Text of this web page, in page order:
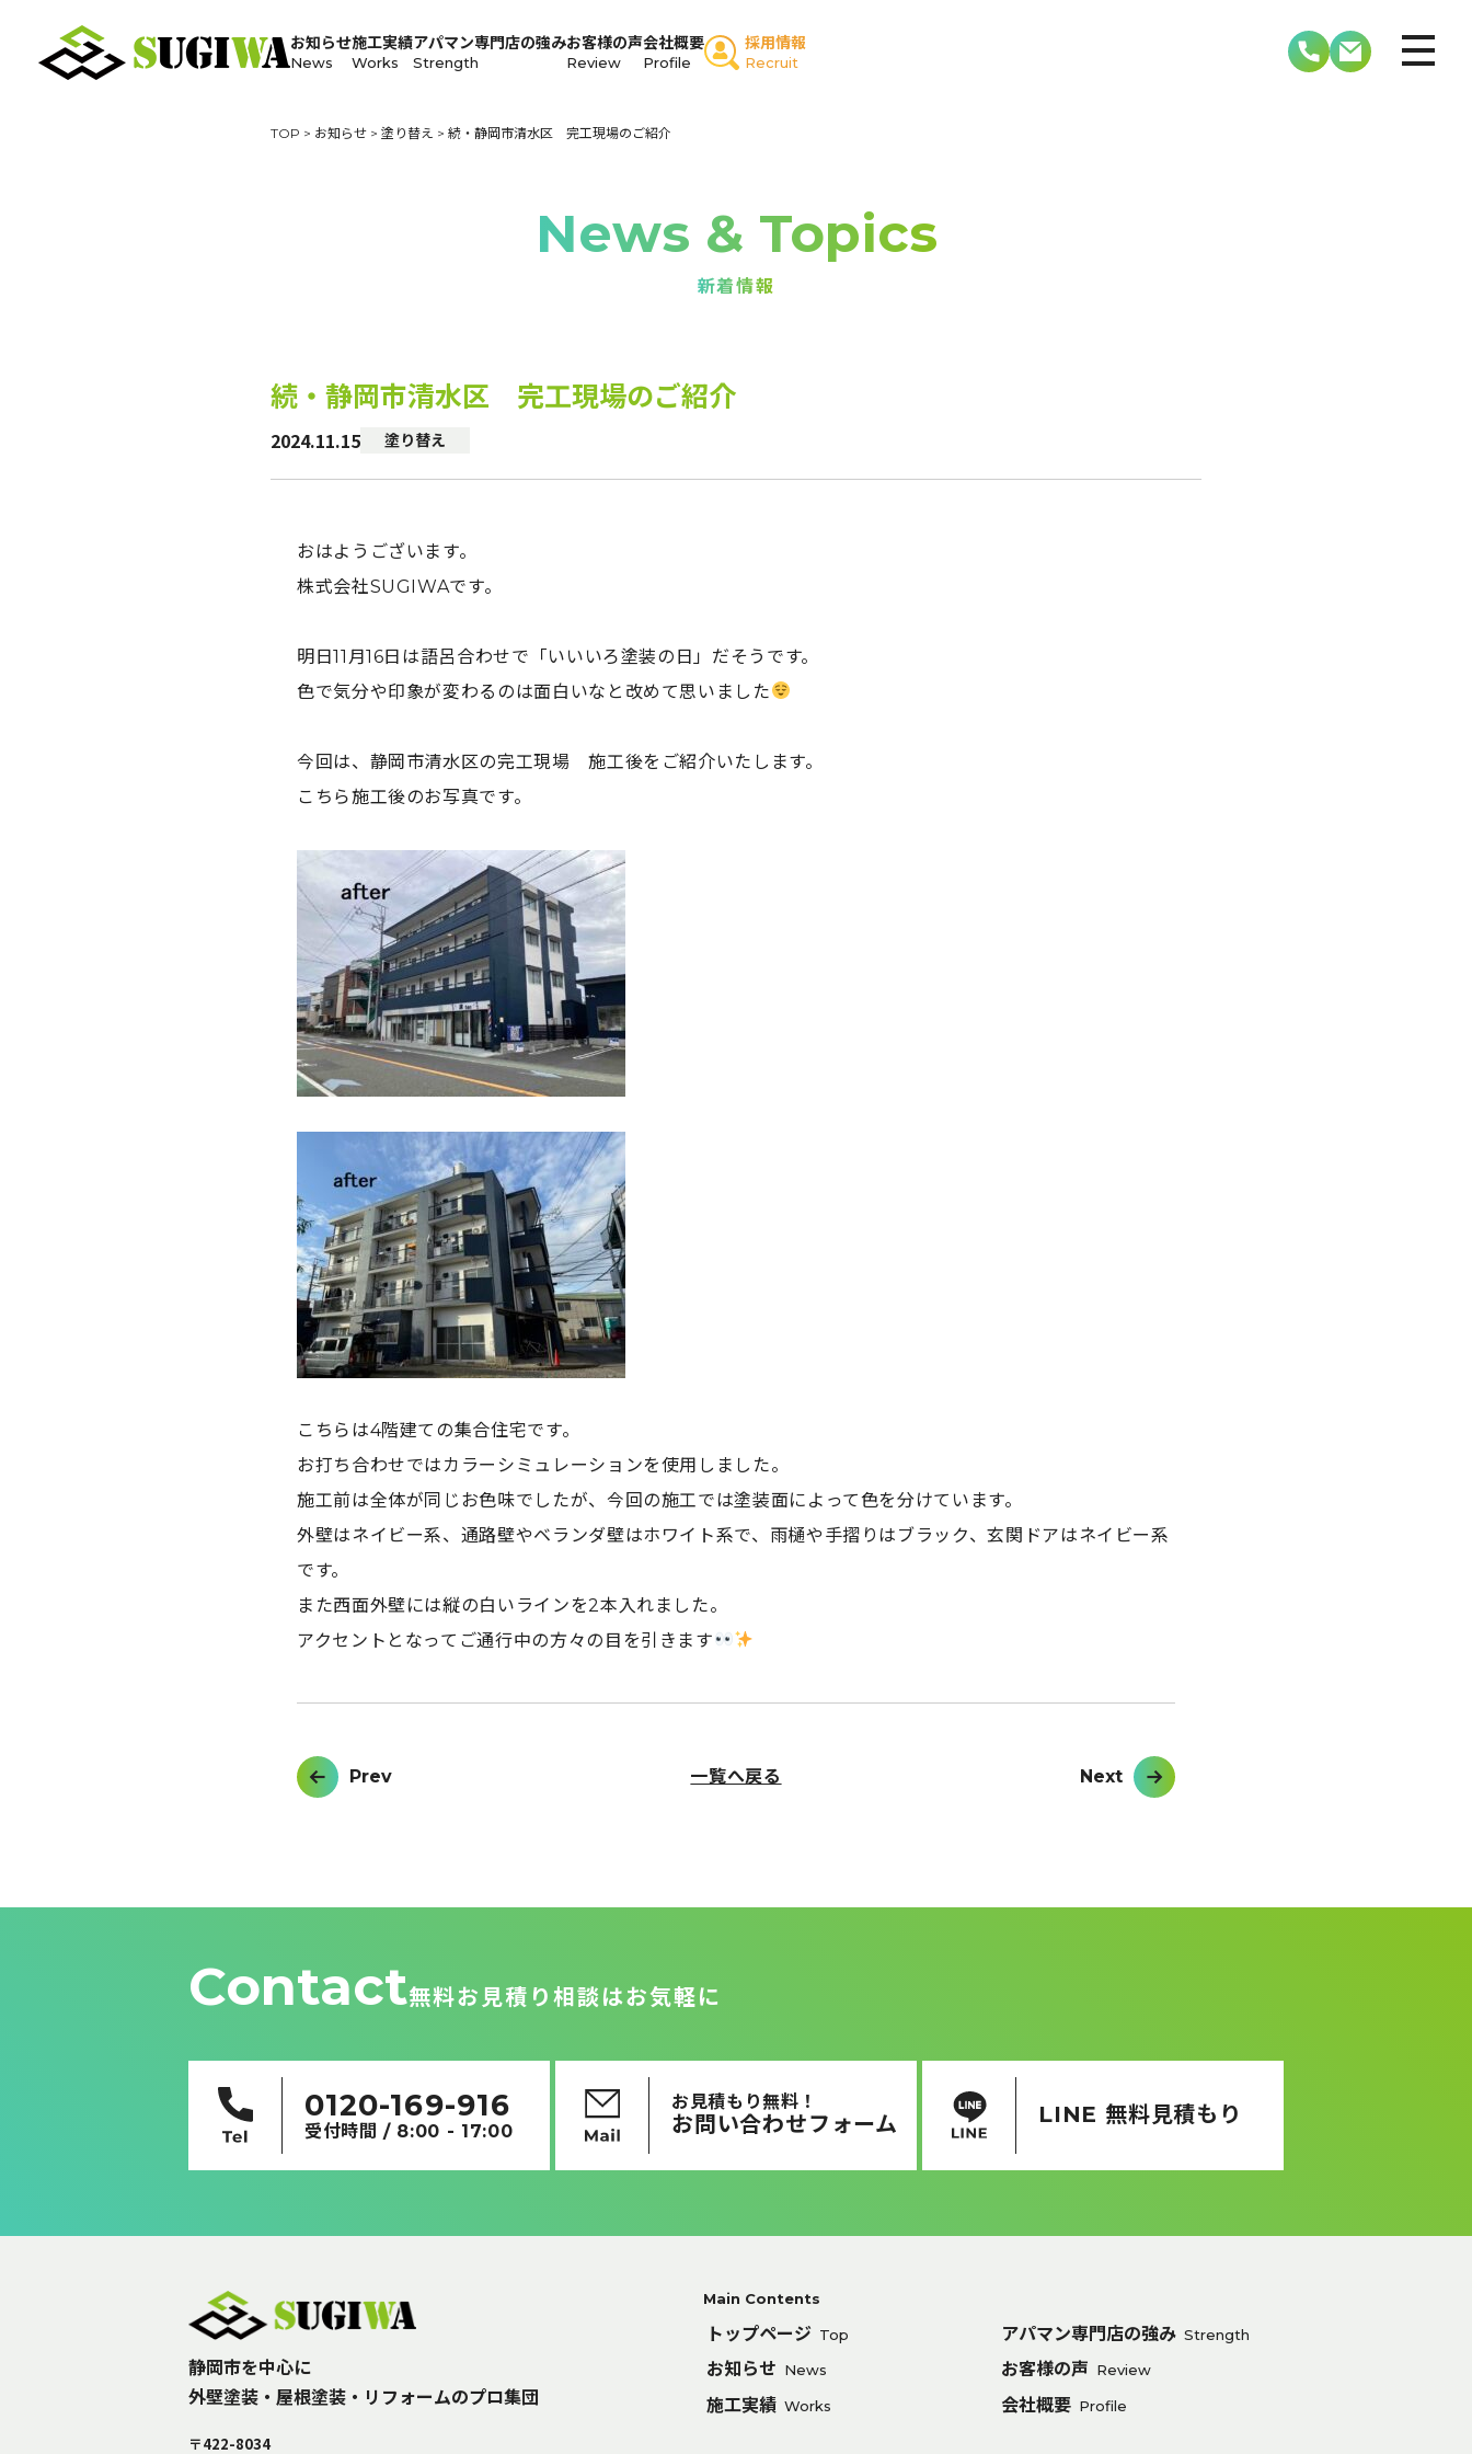
お知らせ
News
施工実績
Works
アパマン専門店の強み
Strength
お客様の声
Review
会社概要
Profile
採用情報
Recruit
TOP > お知らせ > 塗り替え > 続・静岡市清水区 完工現場のご紹介
News & Topics
新着情報
続・静岡市清水区 完工現場のご紹介
2024.11.15 塗り替え
おはようございます。
株式会社SUGIWAです。
明日11月16日は語呂合わせで「いいいろ塗装の日」だそうです。
色で気分や印象が変わるのは面白いなと改めて思いました
今回は、静岡市清水区の完工現場 施工後をご紹介いたします。
こちら施工後のお写真です。
こちらは4階建ての集合住宅です。
お打ち合わせではカラーシミュレーションを使用しました。
施工前は全体が同じお色味でしたが、今回の施工では塗装面によって色を分けています。
外壁はネイビー系、通路壁やベランダ壁はホワイト系で、雨樋や手摺りはブラック、玄関ドアはネイビー系
です。
また西面外壁には縦の白いラインを2本入れました。
アクセントとなってご通行中の方々の目を引きます
投
稿
ョ
Prev Next
一覧へ戻る
Contact無料お見積り相談はお気軽に
0120-169-916
受付時間 / 8:00 - 17:00
お見積もり無料！
お問い合わせフォーム LINE 無料見積もり
静岡市を中心に
外壁塗装・屋根塗装・リフォームのプロ集団
〒422-8034
Main Contents
トップページ Top アパマン専門店の強み Strength
お知らせ News お客様の声 Review
施工実績 Works 会社概要 Profile